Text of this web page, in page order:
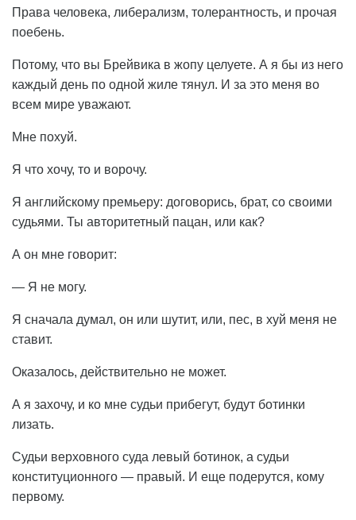
Права человека, либерализм, толерантность, и прочая
поебень.
Потому, что вы Брейвика в жопу целуете. А я бы из него
каждый день по одной жиле тянул. И за это меня во
всем мире уважают.
Мне похуй.
Я что хочу, то и ворочу.
Я английскому премьеру: договорись, брат, со своими
судьями. Ты авторитетный пацан, или как?
А он мне говорит:
— Я не могу.
Я сначала думал, он или шутит, или, пес, в хуй меня не
ставит.
Оказалось, действительно не может.
А я захочу, и ко мне судьи прибегут, будут ботинки
лизать.
Судьи верховного суда левый ботинок, а судьи
конституционного — правый. И еще подерутся, кому
первому.